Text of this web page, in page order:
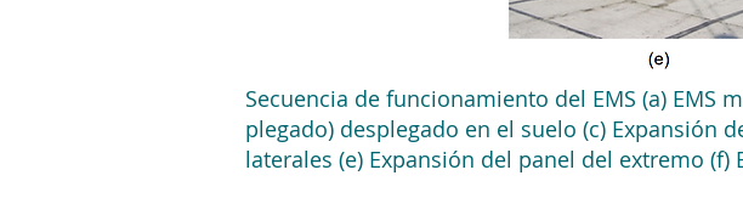
Secuencia de funcionamiento del EMS (a) EMS
plegado) desplegado en el suelo (c) Expansión
laterales (e) Expansión del panel del extremo